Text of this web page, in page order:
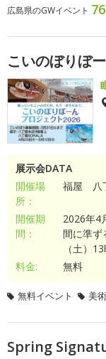
広島県のGWイベント 76
こいのぼりぼ
展示会DATA
開催場
所：
福屋 八
開催期
間：
2026年4
間に準ず
（土）
料金:
無料
無料イベント 美
Spring